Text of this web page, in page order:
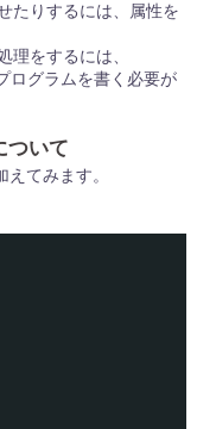
たりするには、属性を
理をするには、
ログラムを書く必要が
ついて
てみます。